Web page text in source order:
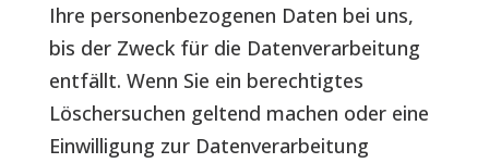
Ihre personenbezogenen Daten bei uns,
bis der Zweck für die Datenverarbeitung
entfällt. Wenn Sie ein berechtigtes
Löschersuchen geltend machen oder eine
Einwilligung zur Datenverarbeitung